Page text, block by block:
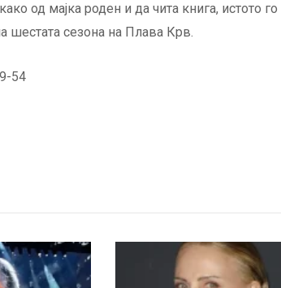
од мајка роден и да чита книга, истото го
шестата сезона на Плава Крв.
54